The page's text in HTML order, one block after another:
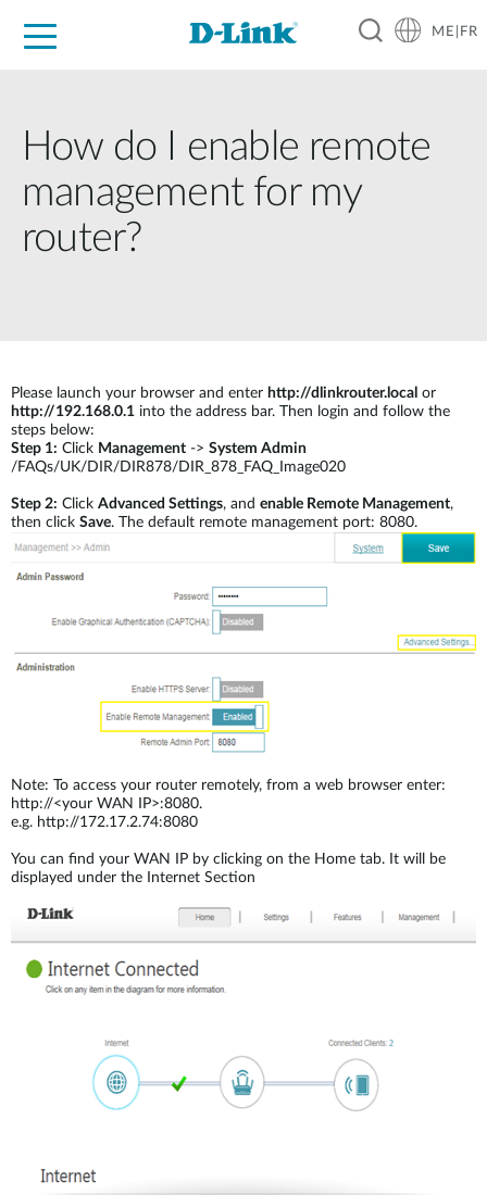
ME|FR
How do I enable remote
management for my
router?
Please launch your browser and enter http://dlinkrouter.local or
http://192.168.0.1 into the address bar. Then login and follow the
steps below:
Step 1: Click Management -> System Admin
/FAQs/UK/DIR/DIR878/DIR_878_FAQ_Image020
Step 2: Click Advanced Settings, and enable Remote Management,
then click Save. The default remote management port: 8080.
Note: To access your router remotely, from a web browser enter:
http://<your WAN IP>:8080.
e.g. http://172.17.2.74:8080
You can find your WAN IP by clicking on the Home tab. It will be
displayed under the Internet Section